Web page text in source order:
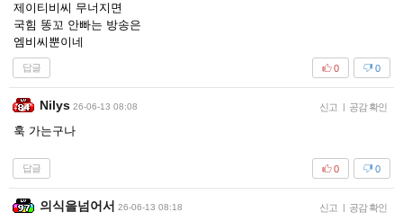
제이티비씨 무너지면
국힘 똥꼬 안빠는 방송은
엠비씨뿐이네
답글 0
0
Nilys 26-06-13 08:08 신고 공감 확인
훅 가는구나
답글 0
0
의식을넘어서 26-06-13 08:18 신고 공감 확인